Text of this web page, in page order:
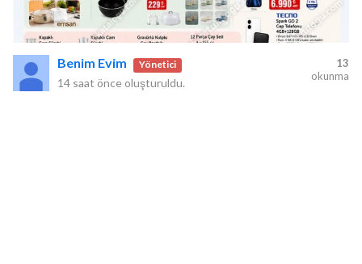
Benim Evim Yönetici
14 saat önce oluşturuldu.
13
okunma